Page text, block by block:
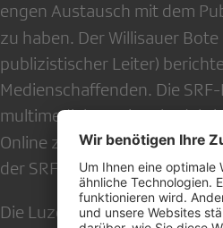
engen Austausch mit dem
zu haben. Der Willisauer
publizistischer Leiter)
Medienschaffenden. Die
multimediale
Online zu verzahnen, wie
der SRF-Regionalredaktion
Die Luzerner Zeitung